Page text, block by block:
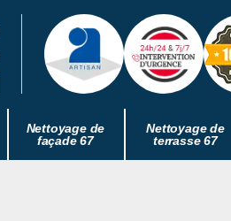
Nettoyage de
façade 67
Nettoyage de
terrasse 67